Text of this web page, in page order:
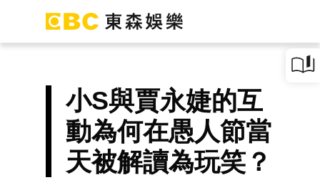
小S與賈永婕的互
動為何在愚人節當
天被解讀為玩笑？